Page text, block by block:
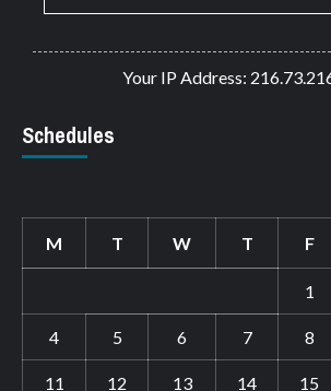
Your IP Address:
Schedules
M T W T F
1
4 5 6 7 8
11 12 13 14 15